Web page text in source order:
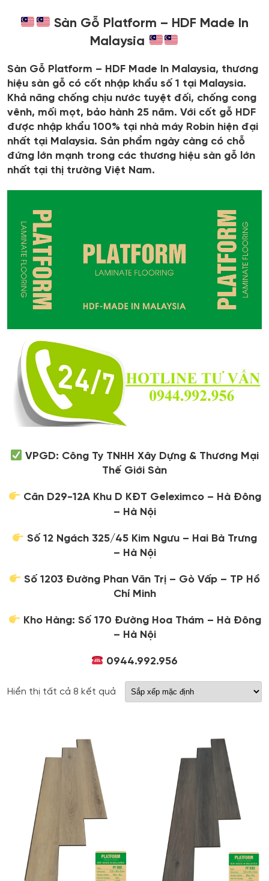
Sàn Gỗ Platform – HDF Made In
Malaysia
Sàn Gỗ Platform – HDF Made In Malaysia, thương
hiệu sàn gỗ có cốt nhập khẩu số 1 tại Malaysia.
Khả năng chống chịu nước tuyệt đối, chống cong
vênh, mối mọt, bảo hành 25 năm. Với cốt gỗ HDF
được nhập khẩu 100% tại nhà máy Robin hiện đại
nhất tại Malaysia. Sản phẩm ngày càng có chỗ
đứng lớn mạnh trong các thương hiệu sàn gỗ lớn
nhất tại thị trường Việt Nam.
VPGD: Công Ty TNHH Xây Dựng & Thương Mại
Thế Giới Sàn
Căn D29-12A Khu D KĐT Geleximco – Hà Đông
– Hà Nội
Số 12 Ngách 325/45 Kim Ngưu – Hai Bà Trưng
– Hà Nội
Số 1203 Đường Phan Văn Trị – Gò Vấp – TP Hồ
Chí Minh
Kho Hàng: Số 170 Đường Hoa Thám – Hà Đông
– Hà Nội
0944.992.956
Hiển thị tất cả 8 kết quả